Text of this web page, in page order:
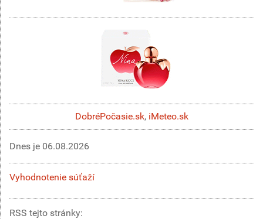
DobréPočasie.sk, iMeteo.sk
Dnes je 06.08.2026
Vyhodnotenie súťaží
RSS tejto stránky: